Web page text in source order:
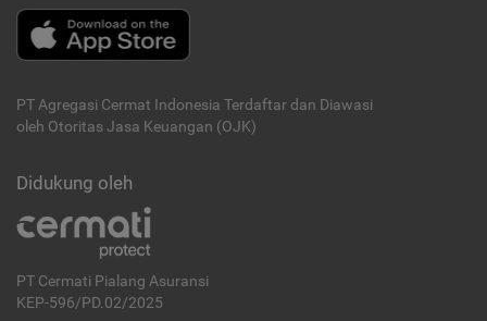
PT Agregasi Cermat Indonesia Terdaftar dan Diawasi
oleh Otoritas Jasa Keuangan (OJK)
Didukung oleh
PT Cermati Pialang Asuransi
KEP-596/PD.02/2025